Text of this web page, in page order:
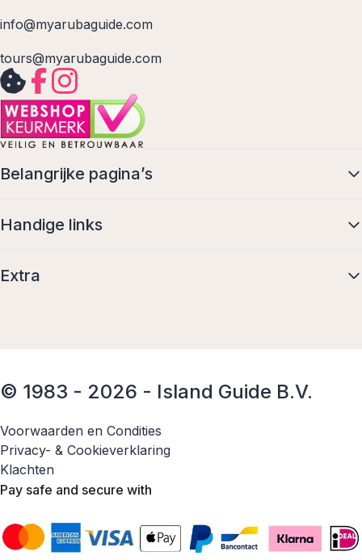
info@myarubaguide.com
tours@myarubaguide.com
Belangrijke pagina’s
Handige links
Extra
© 1983 - 2026 - Island Guide B.V.
Voorwaarden en Condities
Privacy- & Cookieverklaring
Klachten
Pay safe and secure with